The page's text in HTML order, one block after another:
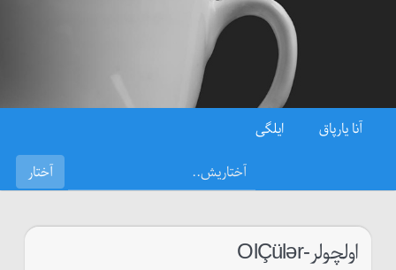
آنا یارپاق ایلگی
اولچولر-OlÇülər